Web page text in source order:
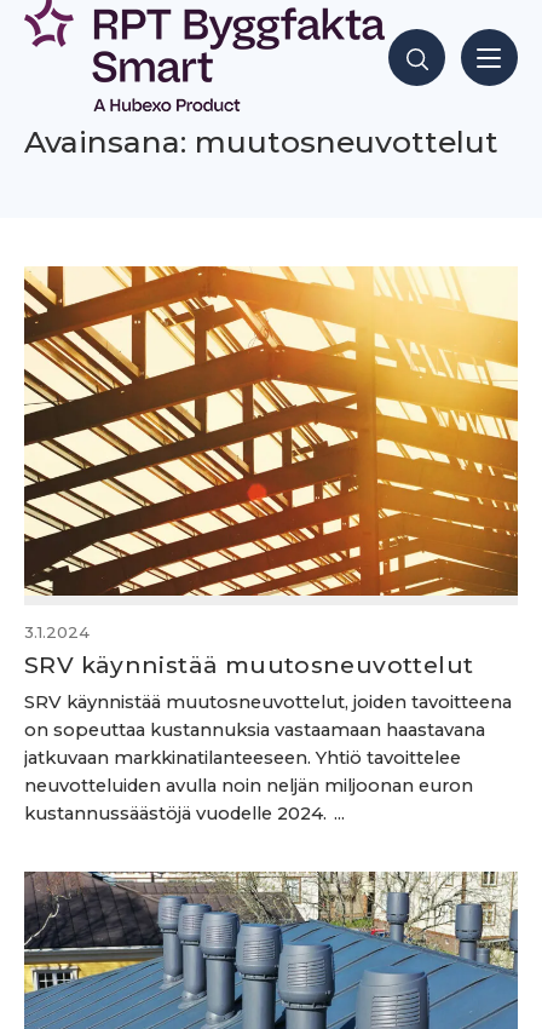
Siirry
sisältöön
Hae sisältöjä
Avainsana: muutosneuvottelut
3.1.2024
SRV käynnistää muutosneuvottelut
SRV käynnistää muutosneuvottelut, joiden tavoitteena
on sopeuttaa kustannuksia vastaamaan haastavana
jatkuvaan markkinatilanteeseen. Yhtiö tavoittelee
neuvotteluiden avulla noin neljän miljoonan euron
kustannussäästöjä vuodelle 2024. ...